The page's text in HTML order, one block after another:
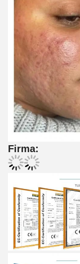
Firma: